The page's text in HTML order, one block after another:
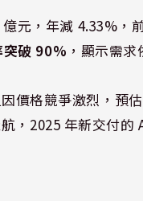
元，年減 4.33%，
突破 90% ，顯示需求
價格競爭激烈，預
，2025 年新交付